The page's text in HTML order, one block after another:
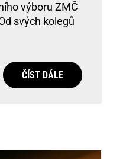
výboru ZMČ
svých kolegů
ČÍST DÁLE